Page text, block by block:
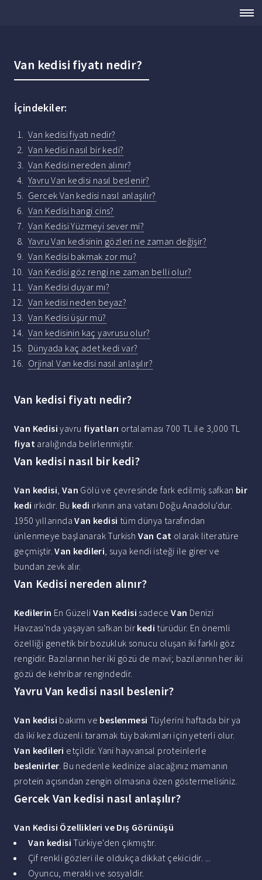
Van kedisi fiyatı nedir?
İçindekiler:
Van kedisi fiyatı nedir?
Van kedisi nasıl bir kedi?
Van Kedisi nereden alınır?
Yavru Van kedisi nasıl beslenir?
Gercek Van kedisi nasıl anlaşılır?
Van Kedisi hangi cins?
Van Kedisi Yüzmeyi sever mi?
Yavru Van kedisinin gözleri ne zaman değişir?
Van Kedisi bakmak zor mu?
Van Kedisi göz rengi ne zaman belli olur?
Van Kedisi duyar mı?
Van kedisi neden beyaz?
Van Kedisi üşür mü?
Van kedisinin kaç yavrusu olur?
Dünyada kaç adet kedi var?
Orjinal Van kedisi nasıl anlaşılır?
Van kedisi fiyatı nedir?
Van Kedisi yavru fiyatları ortalaması 700 TL ile 3,000 TL
fiyat aralığında belirlenmiştir.
Van kedisi nasıl bir kedi?
Van kedisi, Van Gölü ve çevresinde fark edilmiş safkan bir
kedi ırkıdır. Bu kedi ırkının ana vatanı Doğu Anadolu'dur.
1950 yıllarındaVan kedisi tüm dünya tarafından
ünlenmeye başlanarak Turkish Van Cat olarak literatüre
geçmiştir.Van kedileri, suya kendi isteği ile girer ve
bundan zevk alır.
Van Kedisi nereden alınır?
Kedilerin En GüzeliVan Kedisi sadeceVan Denizi
Havzası'nda yaşayan safkan bir kedi türüdür. En önemli
özelliği genetik bir bozukluk sonucu oluşan iki farklı göz
rengidir. Bazılarının her iki gözü de mavi; bazılarının her iki
gözü de kehribar rengindedir.
Yavru Van kedisi nasıl beslenir?
Van kedisi bakımı ve beslenmesi Tüylerini haftada bir ya
da iki kez düzenli taramak tüy bakımları için yeterli olur.
Van kedileri etçildir. Yani hayvansal proteinlerle
beslenirler. Bu nedenle kedinize alacağınız mamanın
protein açısından zengin olmasına özen göstermelisiniz.
Gercek Van kedisi nasıl anlaşılır?
Van Kedisi Özellikleri ve Dış Görünüşü
Van kedisi Türkiye'den çıkmıştır.
Çif renkli gözleri ile oldukça dikkat çekicidir. ...
Oyuncu, meraklı ve sosyaldir.